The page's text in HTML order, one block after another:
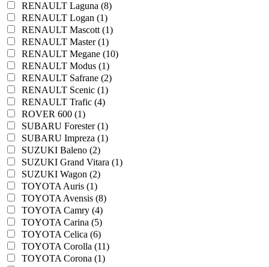
RENAULT Laguna (8)
RENAULT Logan (1)
RENAULT Mascott (1)
RENAULT Master (1)
RENAULT Megane (10)
RENAULT Modus (1)
RENAULT Safrane (2)
RENAULT Scenic (1)
RENAULT Trafic (4)
ROVER 600 (1)
SUBARU Forester (1)
SUBARU Impreza (1)
SUZUKI Baleno (2)
SUZUKI Grand Vitara (1)
SUZUKI Wagon (2)
TOYOTA Auris (1)
TOYOTA Avensis (8)
TOYOTA Camry (4)
TOYOTA Carina (5)
TOYOTA Celica (6)
TOYOTA Corolla (11)
TOYOTA Corona (1)